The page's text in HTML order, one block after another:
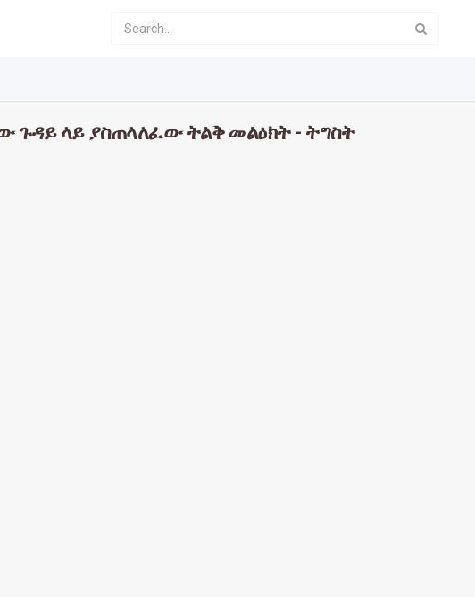
ላይ ያስጠላለፈው ትልቅ መልዕክት - ትግስት